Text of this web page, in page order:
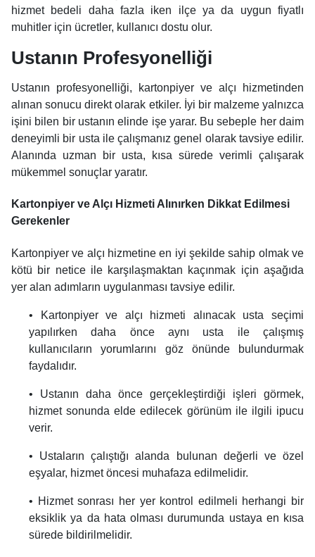
hizmet bedeli daha fazla iken ilçe ya da uygun fiyatlı
muhitler için ücretler, kullanıcı dostu olur.
Ustanın Profesyonelliği
Ustanın profesyonelliği, kartonpiyer ve alçı hizmetinden
alınan sonucu direkt olarak etkiler. İyi bir malzeme yalnızca
işini bilen bir ustanın elinde işe yarar. Bu sebeple her daim
deneyimli bir usta ile çalışmanız genel olarak tavsiye edilir.
Alanında uzman bir usta, kısa sürede verimli çalışarak
mükemmel sonuçlar yaratır.
Kartonpiyer ve Alçı Hizmeti Alınırken Dikkat Edilmesi
Gerekenler
Kartonpiyer ve alçı hizmetine en iyi şekilde sahip olmak ve
kötü bir netice ile karşılaşmaktan kaçınmak için aşağıda
yer alan adımların uygulanması tavsiye edilir.
• Kartonpiyer ve alçı hizmeti alınacak usta seçimi
yapılırken daha önce aynı usta ile çalışmış
kullanıcıların yorumlarını göz önünde bulundurmak
faydalıdır.
• Ustanın daha önce gerçekleştirdiği işleri görmek,
hizmet sonunda elde edilecek görünüm ile ilgili ipucu
verir.
• Ustaların çalıştığı alanda bulunan değerli ve özel
eşyalar, hizmet öncesi muhafaza edilmelidir.
• Hizmet sonrası her yer kontrol edilmeli herhangi bir
eksiklik ya da hata olması durumunda ustaya en kısa
sürede bildirilmelidir.